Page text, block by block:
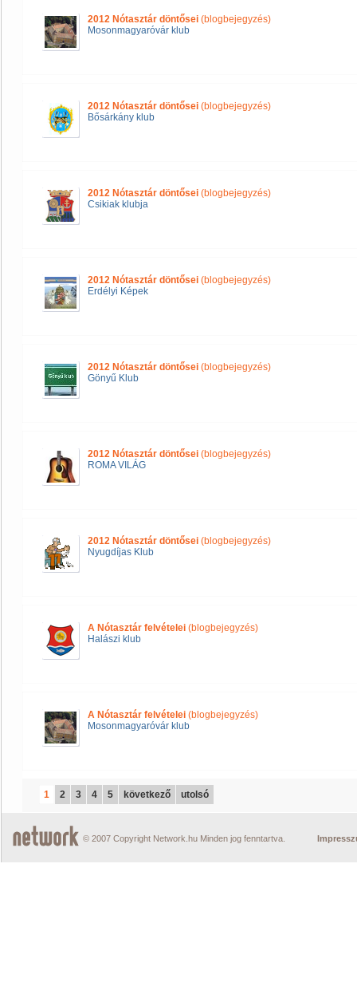
2012 Nótasztár döntősei (blogbejegyzés)
Mosonmagyaróvár klub
2012 Nótasztár döntősei (blogbejegyzés)
Bősárkány klub
2012 Nótasztár döntősei (blogbejegyzés)
Csikiak klubja
2012 Nótasztár döntősei (blogbejegyzés)
Erdélyi Képek
2012 Nótasztár döntősei (blogbejegyzés)
Gönyű Klub
2012 Nótasztár döntősei (blogbejegyzés)
ROMA VILÁG
2012 Nótasztár döntősei (blogbejegyzés)
Nyugdíjas Klub
A Nótasztár felvételei (blogbejegyzés)
Halászi klub
A Nótasztár felvételei (blogbejegyzés)
Mosonmagyaróvár klub
1 2 3 4 5 következő utolsó
© 2007 Copyright Network.hu Minden jog fenntartva.